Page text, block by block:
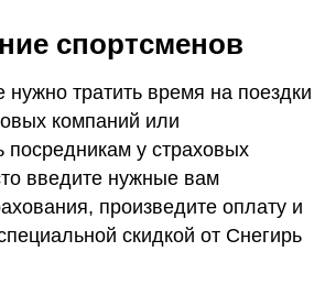
спортсменов
тратить время на поездки
компаний или
посредникам у страховых
введите нужные вам
произведите оплату и
скидкой от Снегирь